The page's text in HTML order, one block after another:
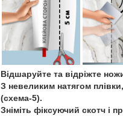
Відшаруйте та відріжте
З невеликим натягом
(схема-5).
Зніміть фіксуючий скотч і